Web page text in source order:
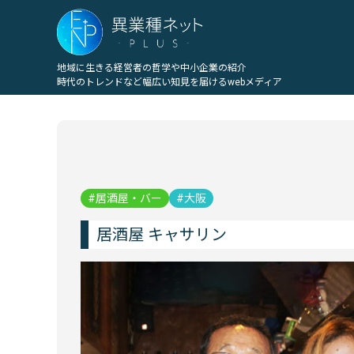
地域に生きる経営者の哲学や中小企業の紹介
時代のトレンドなど幅広い知見を届けるwebメディア
居酒屋・バー 大阪
居酒屋 キャサリン